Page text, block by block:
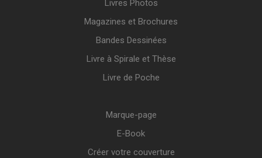
Livres Photos
Magazines et Brochures
Bandes Dessinées
Livre à Spirale et Thèse
Livre de Poche
Marque-page
E-Book
Créer votre couverture